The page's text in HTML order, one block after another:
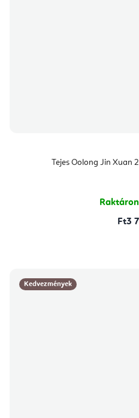
Tejes Oolong Jin Xuan
Raktáron
Ft3
Kedvezmények